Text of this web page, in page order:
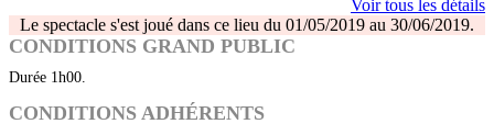
Voir tous les détails
Le spectacle s'est joué dans ce lieu du 01/05/2019 au 30/06/2019.
CONDITIONS GRAND PUBLIC
Durée 1h00.
CONDITIONS ADHÉRENTS